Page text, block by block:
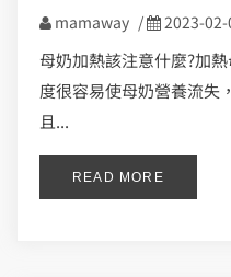
mamaway / 2023-02-
母奶加熱該注意什麼?加
度很容易使母奶營養流失
且...
READ MORE